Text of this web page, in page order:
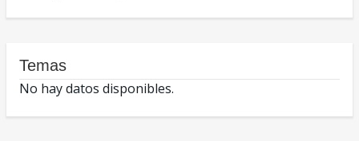
Temas
No hay datos disponibles.